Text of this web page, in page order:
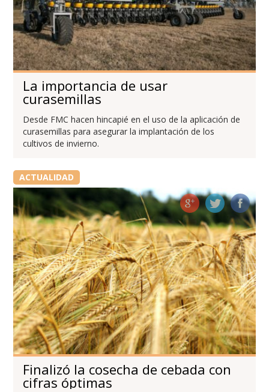
La importancia de usar
curasemillas
Desde FMC hacen hincapié en el uso de la aplicación de
curasemillas para asegurar la implantación de los
cultivos de invierno.
ACTUALIDAD
Finalizó la cosecha de cebada con
cifras óptimas